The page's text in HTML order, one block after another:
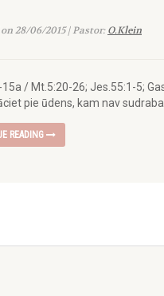
28/06/2015 | Pastor:O.Klein
15a / Mt.5:20-26; Jes.55:1-5;
pie ūdens, kam nav
READING